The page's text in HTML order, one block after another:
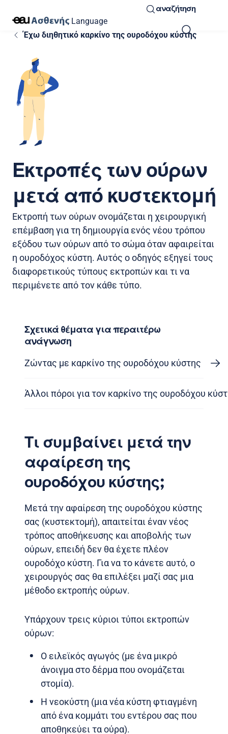
Language
αναζήτηση
Έχω διηθητικό καρκίνο της ουροδόχου κύστης
Εκτροπές των ούρων
μετά από κυστεκτομή
Εκτροπή των ούρων ονομάζεται η χειρουργική
επέμβαση για τη δημιουργία ενός νέου τρόπου
εξόδου των ούρων από το σώμα όταν αφαιρείται
η ουροδόχος κύστη. Αυτός ο οδηγός εξηγεί τους
διαφορετικούς τύπους εκτροπών και τι να
περιμένετε από τον κάθε τύπο.
Σχετικά θέματα για περαιτέρω
ανάγνωση
Ζώντας με καρκίνο της ουροδόχου κύστης
Άλλοι πόροι για τον καρκίνο της ουροδόχου
Τι συμβαίνει μετά την
αφαίρεση της
ουροδόχου κύστης;
Μετά την αφαίρεση της ουροδόχου κύστης
σας (κυστεκτομή), απαιτείται έναν νέος
τρόπος αποθήκευσης και αποβολής των
ούρων, επειδή δεν θα έχετε πλέον
ουροδόχο κύστη. Για να το κάνετε αυτό, ο
χειρουργός σας θα επιλέξει μαζί σας μια
μέθοδο εκτροπής ούρων.
Υπάρχουν τρεις κύριοι τύποι εκτροπών
ούρων:
Ο ειλεϊκός αγωγός (με ένα μικρό
άνοιγμα στο δέρμα που ονομάζεται
στομία).
Η νεοκύστη (μια νέα κύστη φτιαγμένη
από ένα κομμάτι του εντέρου σας που
αποθηκεύει τα ούρα).